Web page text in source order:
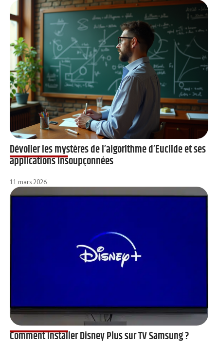
Dévoiler les mystères de l’algorithme d’Euclide et ses
applications insoupçonnées
11 mars 2026
Comment installer Disney Plus sur TV Samsung ?